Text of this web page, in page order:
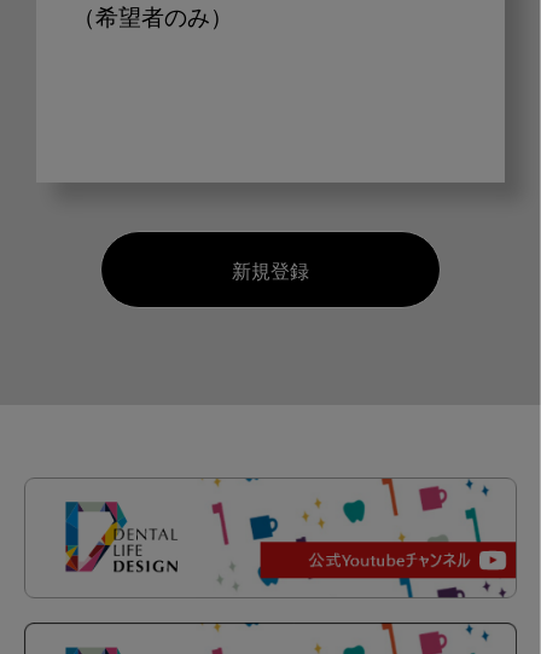
（希望者のみ）
新規登録